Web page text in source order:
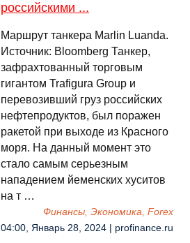
российскими ...
Маршрут танкера Marlin Luanda.
Источник: Bloomberg Танкер,
зафрахтованный торговым
гигантом Trafigura Group и
перевозивший груз российских
нефтепродуктов, был поражен
ракетой при выходе из Красного
моря. На данный момент это
стало самым серьезным
нападением йеменских хуситов
на т …
Финансы, Экономика, Forex
04:00, Январь 28, 2024 | profinance.ru